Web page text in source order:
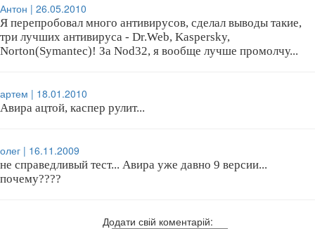
Антон | 26.05.2010
Я перепробовал много антивирусов, сделал выводы такие,
три лучших антивируса - Dr.Web, Kaspersky,
Norton(Symantec)! За Nod32, я вообще лучше промолчу...
артем | 18.01.2010
Авира ацтой, каспер рулит...
олег | 16.11.2009
не справедливый тест... Авира уже давно 9 версии...
почему????
Додати свій коментарій: